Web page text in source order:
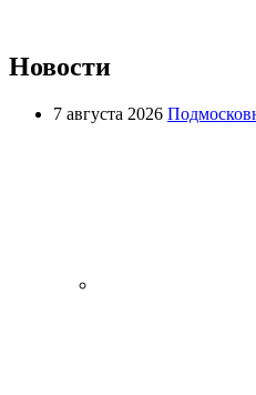
Новости
7 августа 2026